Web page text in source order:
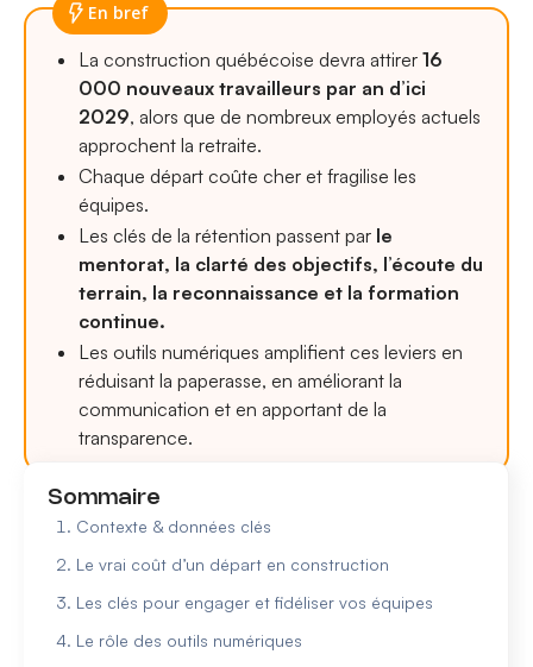
En bref
La construction québécoise devra attirer 16
000 nouveaux travailleurs par an d’ici
2029, alors que de nombreux employés actuels
approchent la retraite.
Chaque départ coûte cher et fragilise les
équipes.
Les clés de la rétention passent par le
mentorat, la clarté des objectifs, l’écoute du
terrain, la reconnaissance et la formation
continue.
Les outils numériques amplifient ces leviers en
réduisant la paperasse, en améliorant la
communication et en apportant de la
transparence.
Sommaire
Contexte & données clés
Le vrai coût d’un départ en construction
Les clés pour engager et fidéliser vos équipes
Le rôle des outils numériques